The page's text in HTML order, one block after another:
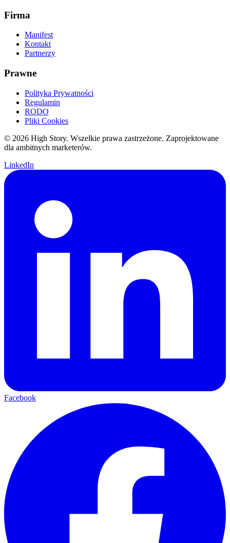
Firma
Manifest
Kontakt
Partnerzy
Prawne
Polityka Prywatności
Regulamin
RODO
Pliki Cookies
© 2026 High Story. Wszelkie prawa zastrzeżone. Zaprojektowane
dla ambitnych marketerów.
LinkedIn
Facebook